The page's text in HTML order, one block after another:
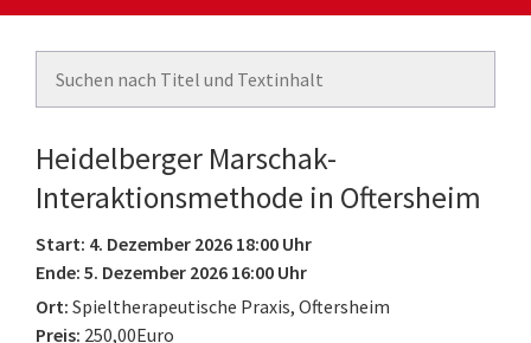
Heidelberger Marschak-
Interaktionsmethode in Oftersheim
Start: 4. Dezember 2026 18:00 Uhr
Ende: 5. Dezember 2026 16:00 Uhr
Ort: Spieltherapeutische Praxis, Oftersheim
Preis: 250,00Euro